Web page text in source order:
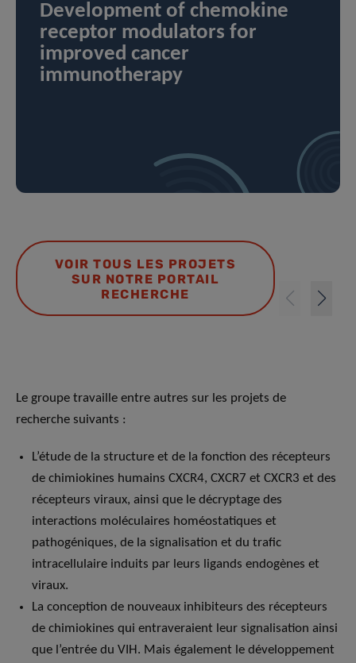
Development of chemokine
receptor modulators for
improved cancer
immunotherapy
VOIR TOUS LES PROJETS
SUR NOTRE PORTAIL
RECHERCHE
Le groupe travaille entre autres sur les projets de
recherche suivants :
L’étude de la structure et de la fonction des récepteurs
de chimiokines humains CXCR4, CXCR7 et CXCR3 et des
récepteurs viraux, ainsi que le décryptage des
interactions moléculaires homéostatiques et
pathogéniques, de la signalisation et du trafic
intracellulaire induits par leurs ligands endogènes et
viraux.
La conception de nouveaux inhibiteurs des récepteurs
de chimiokines qui entraveraient leur signalisation ainsi
que l’entrée du VIH. Mais également le développement